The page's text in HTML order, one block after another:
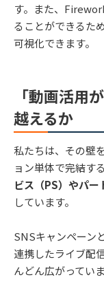
す。また、
ることができるた
可視化できます。
「動画活用
越えるか
私たちは、その壁
ョン単体で完結す
ビス（PS）やパ
しています。
SNSキャンペーン
連携したライブ配
んどん広がっていま